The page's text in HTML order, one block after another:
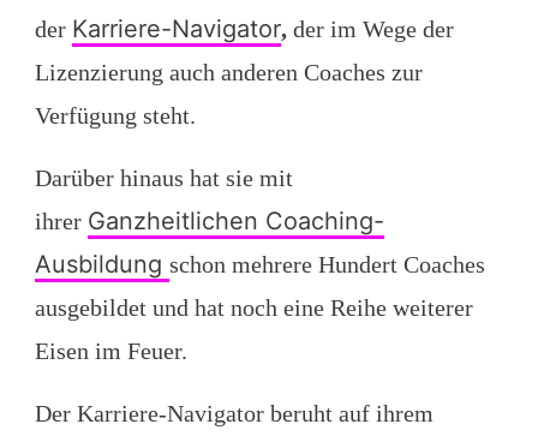
der Karriere-Navigator, der im Wege der
Lizenzierung auch anderen Coaches zur
Verfügung steht.
Darüber hinaus hat sie mit
ihrer Ganzheitlichen Coaching-
Ausbildung schon mehrere Hundert Coaches
ausgebildet und hat noch eine Reihe weiterer
Eisen im Feuer.
Der Karriere-Navigator beruht auf ihrem